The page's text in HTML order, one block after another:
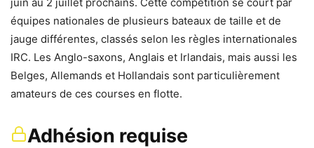
équipes nationales de plusieurs bateaux de taille et de
jauge différentes, classés selon les règles internationales
IRC. Les Anglo-saxons, Anglais et Irlandais, mais aussi les
Belges, Allemands et Hollandais sont particulièrement
amateurs de ces courses en flotte.
Adhésion requise